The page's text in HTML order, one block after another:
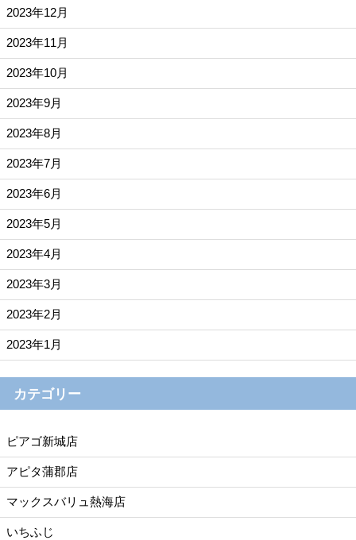
2023年12月
2023年11月
2023年10月
2023年9月
2023年8月
2023年7月
2023年6月
2023年5月
2023年4月
2023年3月
2023年2月
2023年1月
カテゴリー
ピアゴ新城店
アピタ蒲郡店
マックスバリュ熱海店
いちふじ